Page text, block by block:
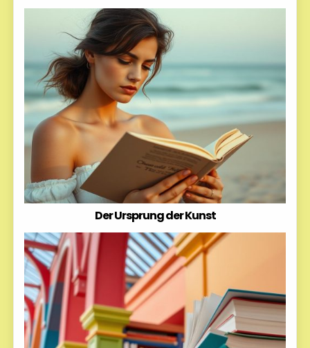
Der Ursprung der Kunst